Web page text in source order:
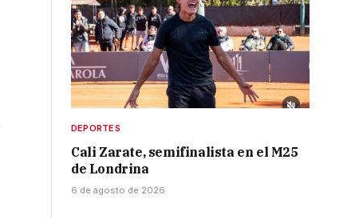
DEPORTES
Cali Zarate, semifinalista en el M25
de Londrina
6 de agosto de 2026